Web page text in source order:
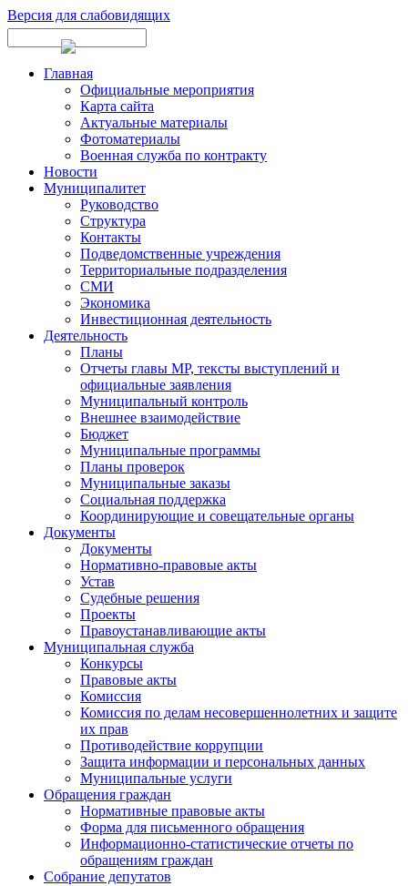
Версия для слабовидящих
Главная
Официальные мероприятия
Карта сайта
Актуальные материалы
Фотоматериалы
Военная служба по контракту
Новости
Муниципалитет
Руководство
Структура
Контакты
Подведомственные учреждения
Территориальные подразделения
СМИ
Экономика
Инвестиционная деятельность
Деятельность
Планы
Отчеты главы МР, тексты выступлений и
официальные заявления
Муниципальный контроль
Внешнее взаимодействие
Бюджет
Муниципальные программы
Планы проверок
Муниципальные заказы
Социальная поддержка
Координирующие и совещательные органы
Документы
Документы
Нормативно-правовые акты
Устав
Судебные решения
Проекты
Правоустанавливающие акты
Муниципальная служба
Конкурсы
Правовые акты
Комиссия
Комиссия по делам несовершеннолетних и защите
их прав
Противодействие коррупции
Защита информации и персональных данных
Муниципальные услуги
Обращения граждан
Нормативные правовые акты
Форма для письменного обращения
Информационно-статистические отчеты по
обращениям граждан
Собрание депутатов